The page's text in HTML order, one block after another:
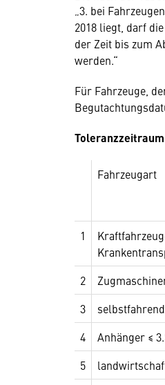
„3. bei
2018 liegt, darf
der Zeit bis zum
werden.“
Für Fahrzeuge,
Fahrzeugart
1
2
3
4
Anhänger ≤
5